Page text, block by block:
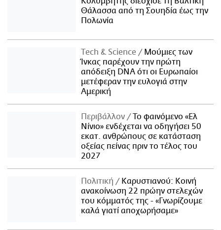
Θάλασσα από τη Σουηδία έως την
Πολωνία
Τech & Science
Μούμιες των
Ίνκας παρέχουν την πρώτη
απόδειξη DNA ότι οι Ευρωπαίοι
μετέφεραν την ευλογιά στην
Αμερική
Περιβάλλον
Το φαινόμενο «Ελ
Νίνιο» ενδέχεται να οδηγήσει 50
εκατ. ανθρώπους σε κατάσταση
οξείας πείνας πριν το τέλος του
2027
Πολιτική
Καρυστιανού: Κοινή
ανακοίνωση 22 πρώην στελεχών
του κόμματός της - «Γνωρίζουμε
καλά γιατί αποχωρήσαμε»